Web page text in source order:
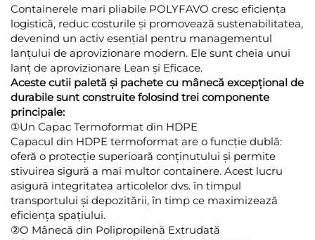
Containerele mari pliabile POLYFAVO cresc eficiența
logistică, reduc costurile și promovează sustenabilitatea,
devenind un activ esențial pentru managementul
lanțului de aprovizionare modern. Ele sunt cheia unui
lanț de aprovizionare Lean și Eficace.
Aceste cutii paletă și pachete cu mânecă excepțional de
durabile sunt construite folosind trei componente
principale:
①Un Capac Termoformat din HDPE
Capacul din HDPE termoformat are o funcție dublă:
oferă o protecție superioară conținutului și permite
stivuirea sigură a mai multor containere. Acest lucru
asigură integritatea articolelor dvs. în timpul
transportului și depozitării, în timp ce maximizează
eficiența spațiului.
②O Mânecă din Polipropilenă Extrudată